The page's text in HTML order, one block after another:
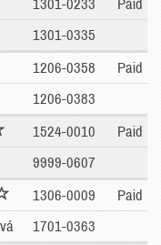
1301-0233
Paid
1301-0335
1206-0358
Paid
1206-0383
1524-0010
Paid
9999-0607
1306-0009
Paid
1701-0363